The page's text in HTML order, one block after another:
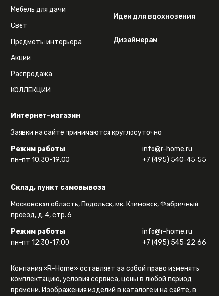
Интернет-магазин
Заявки на сайте принимаются круглосуточно
Режим работы
пн-пт 10:30-19:00
info@r-home.ru
+7 (495) 540‑45‑55
Склад, пункт самовывоза
Московская область, Подольск, мк. Климовск, Фабричный
проезд, д. 4, стр. 6
Режим работы
пн-пт 12:30-17:00
info@r-home.ru
+7 (495) 545‑22‑66
Мебель для дачи
Свет
Предметы интерьера
Акции
Распродажа
КОЛЛЕКЦИИ
Идеи для вдохновения
Дизайнерам
Компания «R-Home» оставляет за собой право изменять
комплектацию, условия сервиса, цены в любой период
времени. Изображения изделий в каталоге и на сайте, в